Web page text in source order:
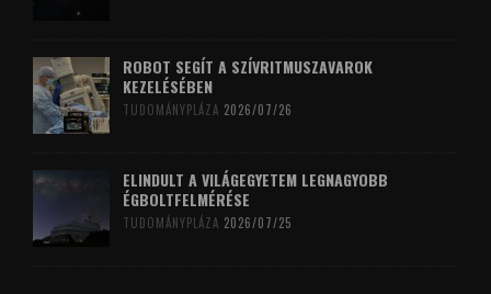
ROBOT SEGÍT A SZÍVRITMUSZAVAROK
KEZELÉSÉBEN
TUDOMÁNYPLÁZA 2026/07/26
ELINDULT A VILÁGEGYETEM LEGNAGYOBB
ÉGBOLTFELMÉRÉSE
TUDOMÁNYPLÁZA 2026/07/25